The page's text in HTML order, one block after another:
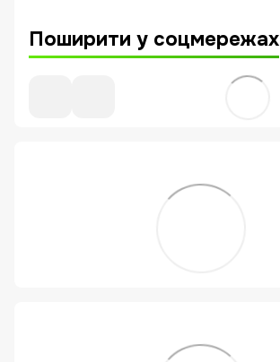
Поширити у соцмережах